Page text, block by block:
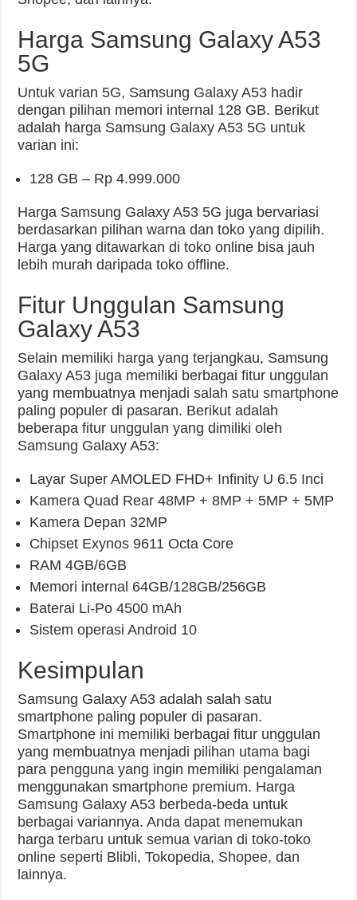
Harga Samsung Galaxy A53
5G
Untuk varian 5G, Samsung Galaxy A53 hadir
dengan pilihan memori internal 128 GB. Berikut
adalah harga Samsung Galaxy A53 5G untuk
varian ini:
128 GB – Rp 4.999.000
Harga Samsung Galaxy A53 5G juga bervariasi
berdasarkan pilihan warna dan toko yang dipilih.
Harga yang ditawarkan di toko online bisa jauh
lebih murah daripada toko offline.
Fitur Unggulan Samsung
Galaxy A53
Selain memiliki harga yang terjangkau, Samsung
Galaxy A53 juga memiliki berbagai fitur unggulan
yang membuatnya menjadi salah satu smartphone
paling populer di pasaran. Berikut adalah
beberapa fitur unggulan yang dimiliki oleh
Samsung Galaxy A53:
Layar Super AMOLED FHD+ Infinity U 6.5 Inci
Kamera Quad Rear 48MP + 8MP + 5MP + 5MP
Kamera Depan 32MP
Chipset Exynos 9611 Octa Core
RAM 4GB/6GB
Memori internal 64GB/128GB/256GB
Baterai Li-Po 4500 mAh
Sistem operasi Android 10
Kesimpulan
Samsung Galaxy A53 adalah salah satu
smartphone paling populer di pasaran.
Smartphone ini memiliki berbagai fitur unggulan
yang membuatnya menjadi pilihan utama bagi
para pengguna yang ingin memiliki pengalaman
menggunakan smartphone premium. Harga
Samsung Galaxy A53 berbeda-beda untuk
berbagai variannya. Anda dapat menemukan
harga terbaru untuk semua varian di toko-toko
online seperti Blibli, Tokopedia, Shopee, dan
lainnya.